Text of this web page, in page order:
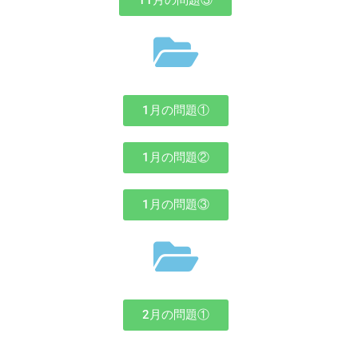
1月の問題①
1月の問題②
1月の問題③
2月の問題①